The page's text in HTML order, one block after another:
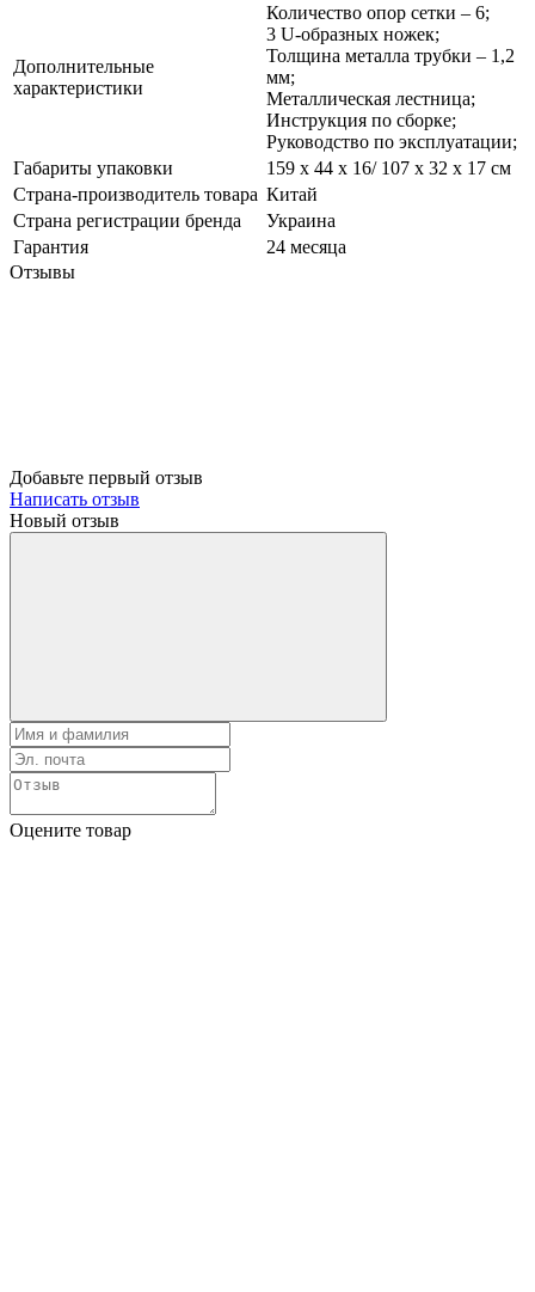
Дополнительные
характеристики
Количество опор сетки – 6;
3 U-образных ножек;
Толщина металла трубки – 1,2
мм;
Металлическая лестница;
Инструкция по сборке;
Руководство по эксплуатации;
Габариты упаковки
159 x 44 x 16/ 107 x 32 x 17 см
Страна-производитель товара Китай
Страна регистрации бренда
Украина
Гарантия
24 месяца
Отзывы
Добавьте первый отзыв
Написать отзыв
Новый отзыв
Оцените товар